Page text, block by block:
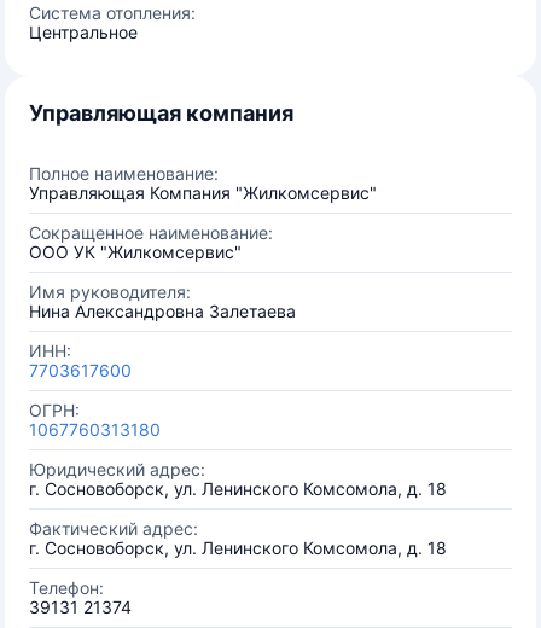
Система отопления:
Центральное
Управляющая компания
Полное наименование:
Управляющая Компания "Жилкомсервис"
Сокращенное наименование:
ООО УК "Жилкомсервис"
Имя руководителя:
Нина Александровна Залетаева
ИНН:
7703617600
ОГРН:
1067760313180
Юридический адрес:
г. Сосновоборск, ул. Ленинского Комсомола, д. 18
Фактический адрес:
г. Сосновоборск, ул. Ленинского Комсомола, д. 18
Телефон:
39131 21374